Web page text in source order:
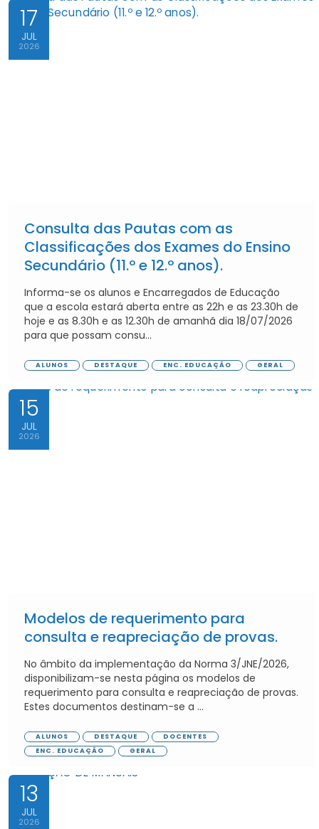
17
JUL
2026
Consulta das Pautas com as
Classificações dos Exames do Ensino
Secundário (11.º e 12.º anos).
Informa-se os alunos e Encarregados de Educação
que a escola estará aberta entre as 22h e as 23.30h de
hoje e as 8.30h e as 12.30h de amanhã dia 18/07/2026
para que possam consu...
ALUNOS DESTAQUE ENC. EDUCAÇÃO GERAL
15
JUL
2026
Modelos de requerimento para
consulta e reapreciação de provas.
No âmbito da implementação da Norma 3/JNE/2026,
disponibilizam-se nesta página os modelos de
requerimento para consulta e reapreciação de provas.
Estes documentos destinam-se a ...
ALUNOS DESTAQUE
DOCENTES
ENC. EDUCAÇÃO
GERAL
13
JUL
2026